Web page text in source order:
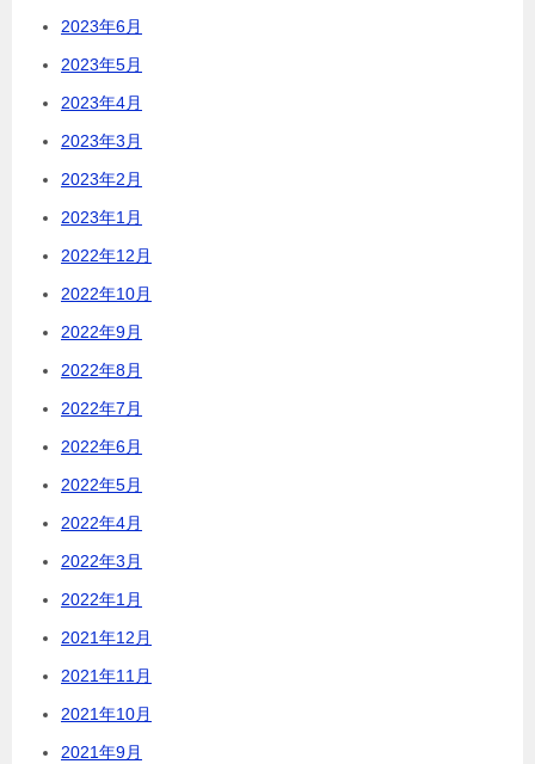
2023年6月
2023年5月
2023年4月
2023年3月
2023年2月
2023年1月
2022年12月
2022年10月
2022年9月
2022年8月
2022年7月
2022年6月
2022年5月
2022年4月
2022年3月
2022年1月
2021年12月
2021年11月
2021年10月
2021年9月